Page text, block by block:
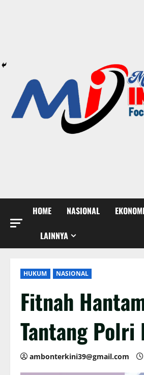
HOME NASIONAL EKONOMI
LAINNYA
HUKUM NASIONAL
Fitnah
Tantang
ambonterkini39@gmail.com